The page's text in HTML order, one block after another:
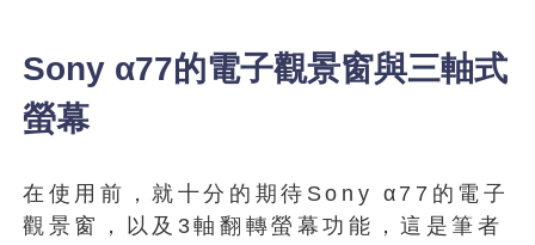
Sony α77的電子觀景窗與三軸式
螢幕
在使用前，就十分的期待Sony α77的電子
觀景窗，以及3軸翻轉螢幕功能，這是筆者